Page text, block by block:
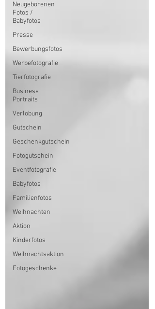
Neugeborenen
Fotos /
Babyfotos
Presse
Bewerbungsfotos
Werbefotografie
Tierfotografie
Business
Portraits
Verlobung
Gutschein
Geschenkgutschein
Fotogutschein
Eventfotografie
Babyfotos
Familienfotos
Weihnachten
Aktion
Kinderfotos
Weihnachtsaktion
Fotogeschenke